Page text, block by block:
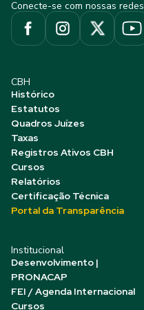
Conecte-se com nossas redes
CBH
Histórico
Estatutos
Quadros Juízes
Taxas
Registros Ativos CBH
Cursos
Relatórios
Certificação Técnica
Portal da Transparência
Institucional
Desenvolvimento |
PRONACAP
FEI / Agenda Internacional
Cursos